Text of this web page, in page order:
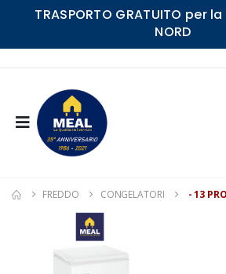
TRASPORTO GRATUITO per
NORD
FREDDO CONGELATORI - 13